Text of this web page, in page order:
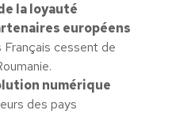
la loyauté
européens
cessent de
numérique
des pays